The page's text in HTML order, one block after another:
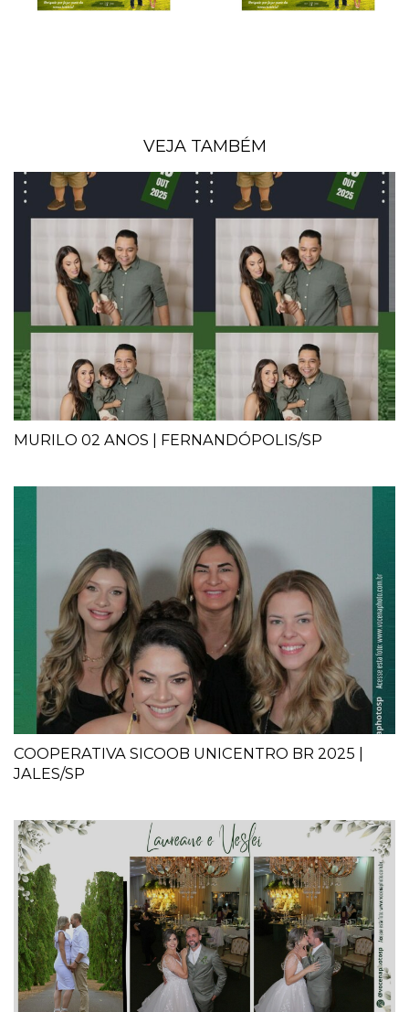
VEJA TAMBÉM
MURILO 02 ANOS | FERNANDÓPOLIS/SP
COOPERATIVA SICOOB UNICENTRO BR 2025 |
JALES/SP